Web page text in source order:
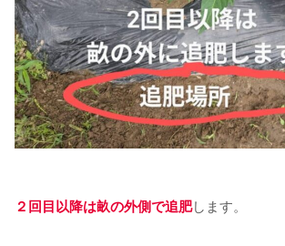
２回目以降は畝の外側で追肥します。